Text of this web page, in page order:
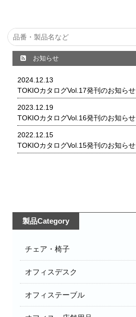
お知らせ
2024.12.13
TOKIOカタログVol.17発刊のお知らせ
2023.12.19
TOKIOカタログVol.16発刊のお知らせ
2022.12.15
TOKIOカタログVol.15発刊のお知らせ
製品Category
チェア・椅子
オフィスデスク
オフィステーブル